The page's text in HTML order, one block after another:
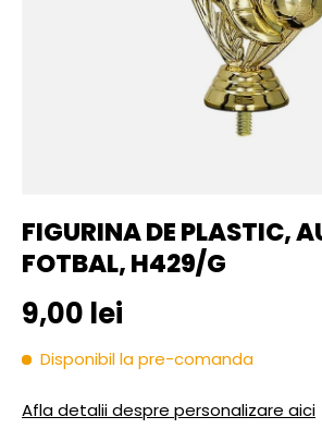
FIGURINA DE PLASTIC,
FOTBAL, H429/G
Pret initial
9,00 lei
Disponibil la pre-comanda
Afla detalii despre personalizare aici